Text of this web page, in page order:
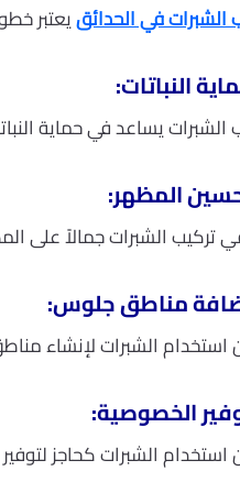
الشبرات في الحدائقيعتبر
الشبرات يساعد في حماية
تركيب الشبرات جمالاً على
الشبرات لإنشاء
الشبرات كحاجز